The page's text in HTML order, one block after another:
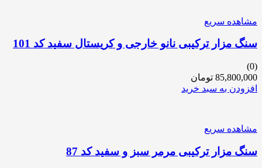
مشاهده سریع
سنگ مزار ترکیبی نانو خارجی و کریستال سفید کد 101
(0)
85,800,000 تومان
افزودن به سبد خرید
مشاهده سریع
سنگ مزار ترکیبی مرمر سبز و سفید کد 87